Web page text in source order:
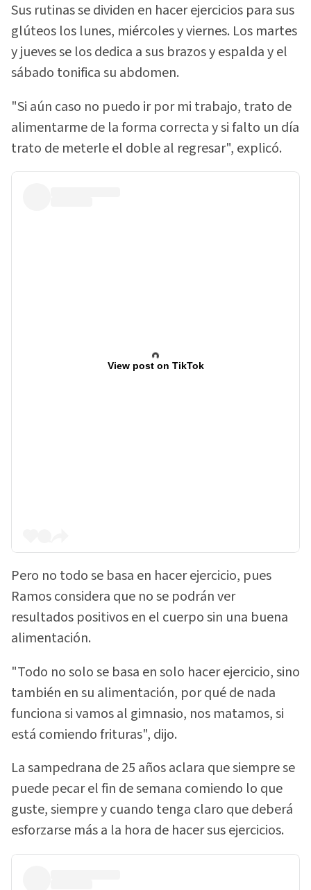
Sus rutinas se dividen en hacer ejercicios para sus
glúteos los lunes, miércoles y viernes. Los martes
y jueves se los dedica a sus brazos y espalda y el
sábado tonifica su abdomen.
"Si aún caso no puedo ir por mi trabajo, trato de
alimentarme de la forma correcta y si falto un día
trato de meterle el doble al regresar", explicó.
View post on TikTok
Pero no todo se basa en hacer ejercicio, pues
Ramos considera que no se podrán ver
resultados positivos en el cuerpo sin una buena
alimentación.
"Todo no solo se basa en solo hacer ejercicio, sino
también en su alimentación, por qué de nada
funciona si vamos al gimnasio, nos matamos, si
está comiendo frituras", dijo.
La sampedrana de 25 años aclara que siempre se
puede pecar el fin de semana comiendo lo que
guste, siempre y cuando tenga claro que deberá
esforzarse más a la hora de hacer sus ejercicios.